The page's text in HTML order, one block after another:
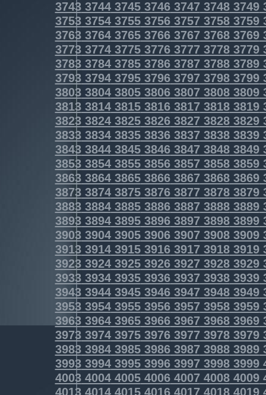
3743374437453746374737483749
3753375437553756375737583759
3763376437653766376737683769
3773377437753776377737783779
3783378437853786378737883789
3793379437953796379737983799
3803380438053806380738083809
3813381438153816381738183819
3823382438253826382738283829
3833383438353836383738383839
3843384438453846384738483849
3853385438553856385738583859
3863386438653866386738683869
3873387438753876387738783879
3883388438853886388738883889
3893389438953896389738983899
3903390439053906390739083909
3913391439153916391739183919
3923392439253926392739283929
3933393439353936393739383939
3943394439453946394739483949
3953395439553956395739583959
3963396439653966396739683969
3973397439753976397739783979
3983398439853986398739883989
3993399439953996399739983999
4003400440054006400740084009
4013401440154016401740184019